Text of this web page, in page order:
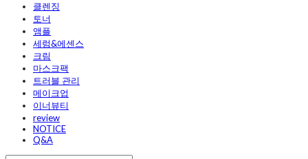
클렌징
토너
앰플
세럼&에센스
크림
마스크팩
트러블 관리
메이크업
이너뷰티
review
NOTICE
Q&A